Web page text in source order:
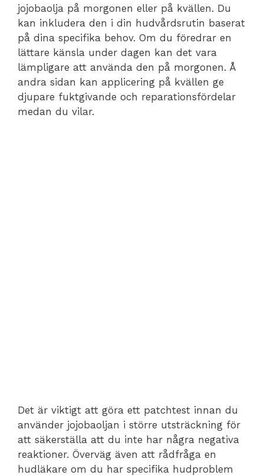
jojobaolja på morgonen eller på kvällen. Du
kan inkludera den i din hudvårdsrutin baserat
på dina specifika behov. Om du föredrar en
lättare känsla under dagen kan det vara
lämpligare att använda den på morgonen. Å
andra sidan kan applicering på kvällen ge
djupare fuktgivande och reparationsfördelar
medan du vilar.
Det är viktigt att göra ett patchtest innan du
använder jojobaoljan i större utsträckning för
att säkerställa att du inte har några negativa
reaktioner. Överväg även att rådfråga en
hudläkare om du har specifika hudproblem